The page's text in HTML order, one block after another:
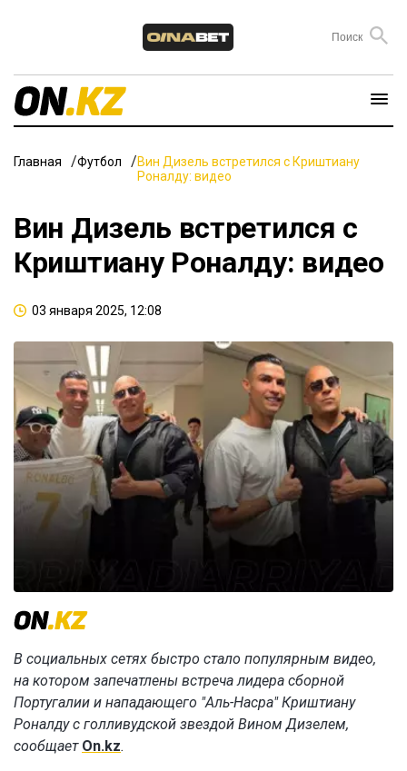
Главная Футбол
Вин Дизель встретился с Криштиану
Роналду: видео
Вин Дизель встретился с
Криштиану Роналду: видео
03 января 2025, 12:08
В социальных сетях быстро стало популярным видео,
на котором запечатлены встреча лидера сборной
Португалии и нападающего "Аль-Насра" Криштиану
Роналду с голливудской звездой Вином Дизелем,
сообщает On.kz.